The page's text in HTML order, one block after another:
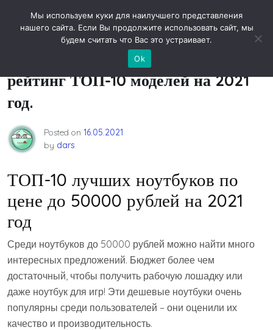
Новости технологий
Лучшие ноутбуки до 50000 рублей:
рейтинг ТОП-10 моделей на 2021
год.
Posted on 16.05.2021
by dars
ТОП-10 лучших ноутбуков по
цене до 50000 рублей на 2021
год
Среди ноутбуков до 50000 рублей можно найти много
интересных предложений. Бюджет более чем
достаточный, чтобы получить рабочую лошадку или
даже ноутбук для игр! Эти дешевые ноутбуки очень
популярны среди пользователей – они оценили их
качество и производительность.
Мы используем куки для наилучшего представления
нашего сайта. Если Вы продолжите использовать сайт, мы
будем считать что Вас это устраивает.
Ok